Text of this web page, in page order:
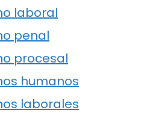
laboral
penal
procesal
humanos
laborales